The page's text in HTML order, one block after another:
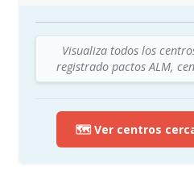
Visualiza todos los
registrado pactos ALM,
🗺️ Ver centros